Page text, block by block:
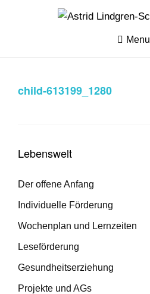
Menu
child-613199_1280
Lebenswelt
Der offene Anfang
Individuelle Förderung
Wochenplan und Lernzeiten
Leseförderung
Gesundheitserziehung
Projekte und AGs